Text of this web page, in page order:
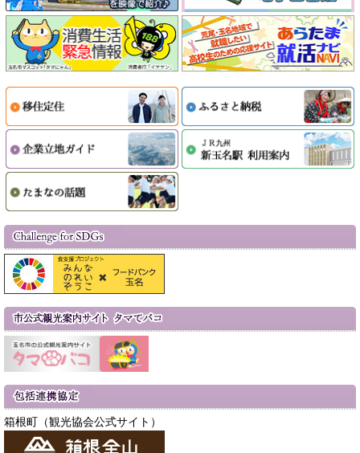
箱根町（観光協会公式サイト）